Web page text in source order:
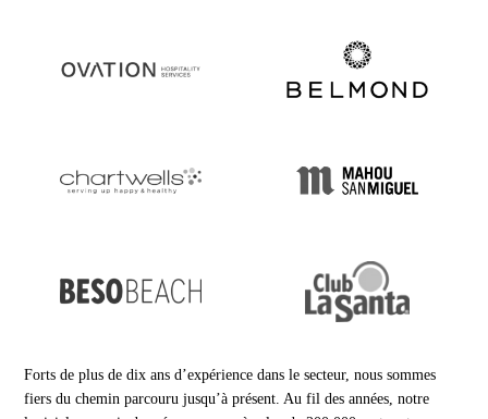
Forts de plus de dix ans d’expérience dans le secteur, nous sommes
fiers du chemin parcouru jusqu’à présent. Au fil des années, notre